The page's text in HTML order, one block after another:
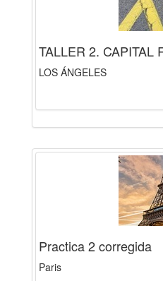
TALLER 2. CAPITAL
LOS ÁNGELES
Practica 2 corregida
Paris